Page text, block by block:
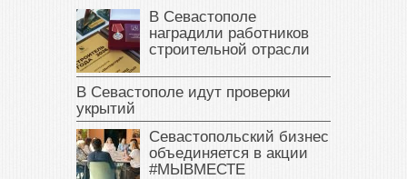
В Севастополе
наградили работников
строительной отрасли
В Севастополе идут проверки
укрытий
Севастопольский бизнес
объединяется в акции
#МЫВМЕСТЕ